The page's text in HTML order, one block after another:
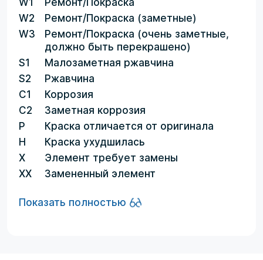
W1
Ремонт/Покраска
W2
Ремонт/Покраска (заметные)
W3
Ремонт/Покраска (очень заметные,
должно быть перекрашено)
S1
Малозаметная ржавчина
S2
Ржавчина
C1
Коррозия
C2
Заметная коррозия
P
Краска отличается от оригинала
H
Краска ухудшилась
X
Элемент требует замены
XX
Замененный элемент
Показать полностью